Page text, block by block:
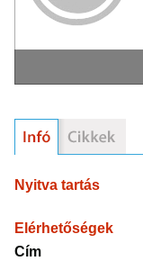
Nyitva tartás
Elérhetőségek
Cím